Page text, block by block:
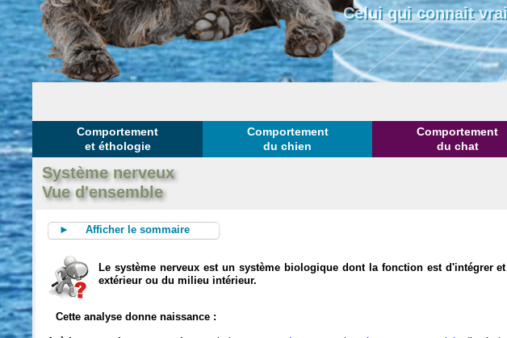
Celui qui connait
Comportement
et éthologie
Comportement
du chien
Comportement
du chat
Système nerveux
Vue d'ensemble
► Afficher le sommaire
Le système nerveux est un système biologique dont la fonction est d'intégrer
extérieur ou du milieu intérieur.
Cette analyse donne naissance :